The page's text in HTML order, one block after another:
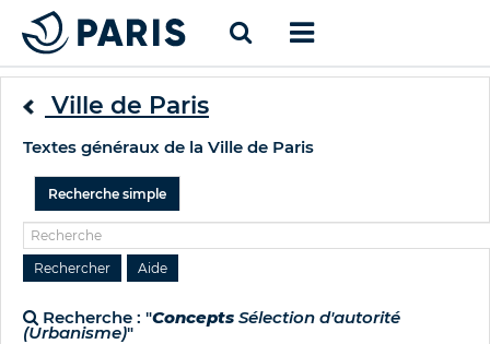
Ville de Paris
Textes généraux de la Ville de Paris
Recherche simple
Recherche : "Concepts Sélection d'autorité
(Urbanisme)"